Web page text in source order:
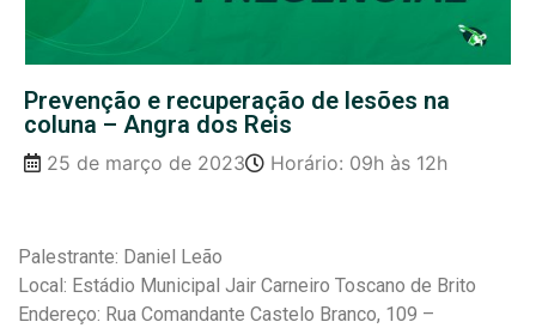
Prevenção e recuperação de lesões na
coluna – Angra dos Reis
25 de março de 2023 Horário: 09h às 12h
Palestrante: Daniel Leão
Local: Estádio Municipal Jair Carneiro Toscano de Brito
Endereço: Rua Comandante Castelo Branco, 109 –